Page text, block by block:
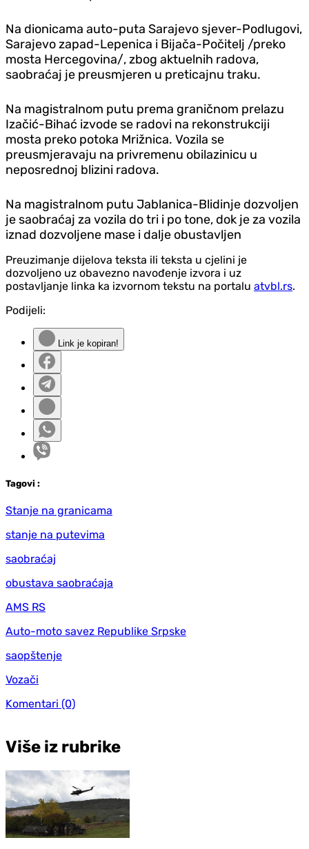
Na dionicama auto-puta Sarajevo sjever-Podlugovi,
Sarajevo zapad-Lepenica i Bijača-Počitelj /preko
mosta Hercegovina/, zbog aktuelnih radova,
saobraćaj je preusmjeren u preticajnu traku.
Na magistralnom putu prema graničnom prelazu
Izačić-Bihać izvode se radovi na rekonstrukciji
mosta preko potoka Mrižnica. Vozila se
preusmjeravaju na privremenu obilazinicu u
neposrednoj blizini radova.
Na magistralnom putu Jablanica-Blidinje dozvoljen
je saobraćaj za vozila do tri i po tone, dok je za vozila
iznad dozvoljene mase i dalje obustavljen
Preuzimanje dijelova teksta ili teksta u cjelini je
dozvoljeno uz obavezno navođenje izvora i uz
postavljanje linka ka izvornom tekstu na portalu atvbl.rs.
Podijeli:
Link je kopiran!
Tagovi :
Stanje na granicama
stanje na putevima
saobraćaj
obustava saobraćaja
AMS RS
Auto-moto savez Republike Srpske
saopštenje
Vozači
Komentari (0)
Više iz rubrike